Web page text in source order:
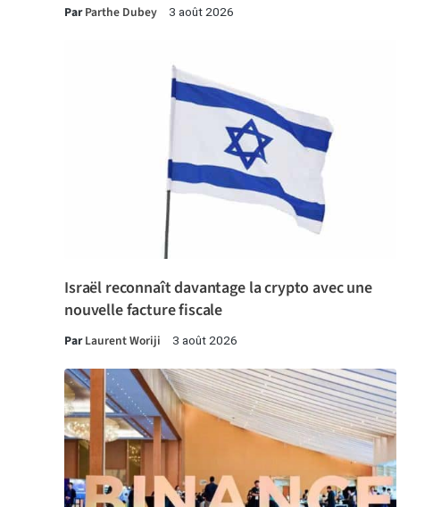
ParParthe Dubey 3 août 2026
Israël reconnaît davantage la crypto avec une
nouvelle facture fiscale
ParLaurent Woriji 3 août 2026